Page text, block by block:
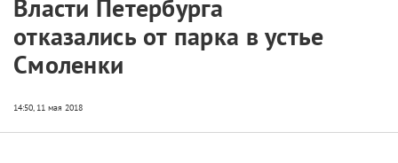
Власти Петербурга
отказались от парка в устье
Смоленки